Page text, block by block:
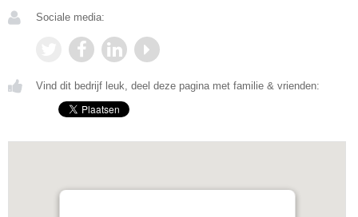
Sociale media:
Vind dit bedrijf leuk, deel deze pagina met familie & vrienden: